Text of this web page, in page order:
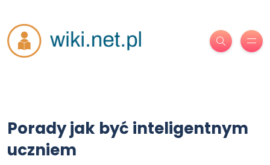
Porady jak być inteligentnym
uczniem